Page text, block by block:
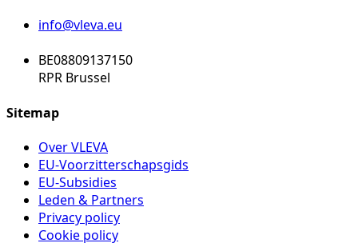
info@vleva.eu
BE08809137150
RPR Brussel
Sitemap
Over VLEVA
EU-Voorzitterschapsgids
EU-Subsidies
Leden & Partners
Privacy policy
Cookie policy